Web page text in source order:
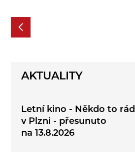
AKTUALITY
Letní kino - Někdo to rád
v Plzni - přesunuto
na 13.8.2026